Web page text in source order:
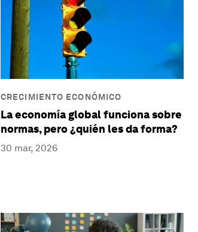
CRECIMIENTO ECONÓMICO
La economía global funciona sobre
normas, pero ¿quién les da forma?
30 mar, 2026